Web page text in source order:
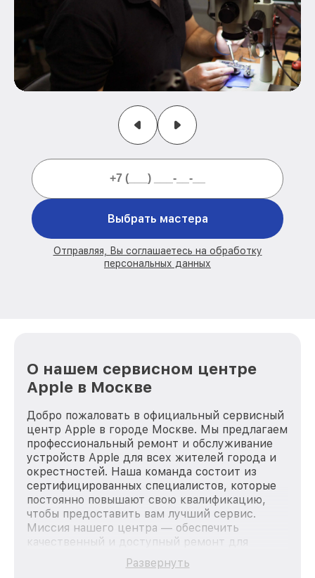
Выбрать мастера
Отправляя, Вы соглашаетесь на обработку
персональных данных
О нашем сервисном центре
Apple в Москве
Добро пожаловать в официальный сервисный
центр Apple в городе Москве. Мы предлагаем
профессиональный ремонт и обслуживание
устройств Apple для всех жителей города и
окрестностей. Наша команда состоит из
сертифицированных специалистов, которые
постоянно повышают свою квалификацию,
чтобы предоставить вам лучший сервис.
Миссия нашего центра — обеспечить
качественный и доступный ремонт для
каждого пользователя продукции Apple, вне
зависимости от сложности поломки. Мы
Развернуть